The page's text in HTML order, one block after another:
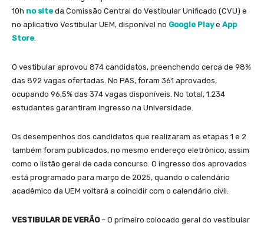
10h no site da Comissão Central do Vestibular Unificado (CVU) e
no aplicativo Vestibular UEM, disponível no Google Playe App
Store
O vestibular aprovou 874 candidatos, preenchendo cerca de 98%
das 892 vagas ofertadas. No PAS, foram 361 aprovados,
ocupando 96,5% das 374 vagas disponíveis. No total, 1.234
estudantes garantiram ingresso na Universidade.
Os desempenhos dos candidatos que realizaram as etapas 1 e 2
também foram publicados, no mesmo endereço eletrônico, assim
como o listão geral de cada concurso. O ingresso dos aprovados
está programado para março de 2025, quando o calendário
acadêmico da UEM voltará a coincidir com o calendário civil.
VESTIBULAR DE VERÃO– O primeiro colocado geral do vestibular